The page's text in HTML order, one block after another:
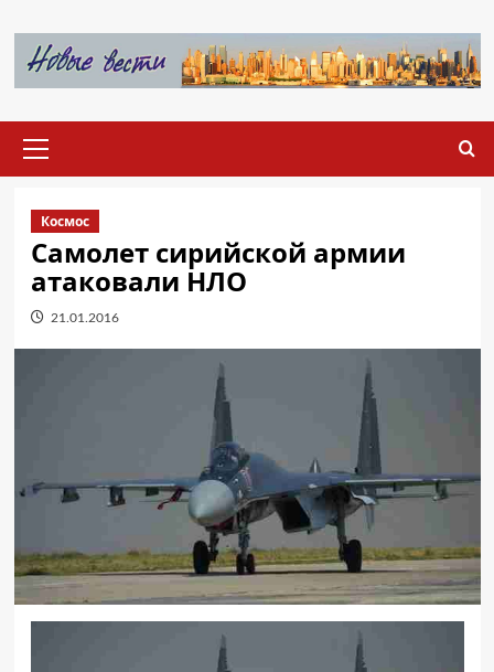
содержимому
меню
Космос
Самолет сирийской армии
атаковали НЛО
21.01.2016